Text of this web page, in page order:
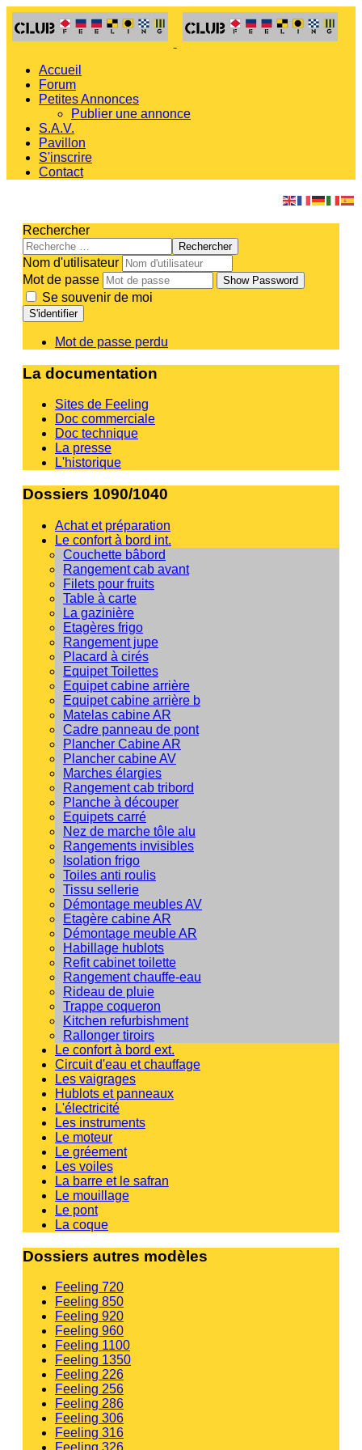
Accueil
Forum
Petites Annonces
Publier une annonce
S.A.V.
Pavillon
S'inscrire
Contact
Rechercher
Rechercher
Nom d'utilisateur
Mot de passe
Show Password
Se souvenir de moi
S'identifier
Mot de passe perdu
La documentation
Sites de Feeling
Doc commerciale
Doc technique
La presse
L'historique
Dossiers 1090/1040
Achat et préparation
Le confort à bord int.
Couchette bâbord
Rangement cab avant
Filets pour fruits
Table à carte
La gazinière
Etagères frigo
Rangement jupe
Placard à cirés
Equipet Toilettes
Equipet cabine arrière
Equipet cabine arrière b
Matelas cabine AR
Cadre panneau de pont
Plancher Cabine AR
Plancher cabine AV
Marches élargies
Rangement cab tribord
Planche à découper
Equipets carré
Nez de marche tôle alu
Rangements invisibles
Isolation frigo
Toiles anti roulis
Tissu sellerie
Démontage meubles AV
Etagère cabine AR
Démontage meuble AR
Habillage hublots
Refit cabinet toilette
Rangement chauffe-eau
Rideau de pluie
Trappe coqueron
Kitchen refurbishment
Rallonger tiroirs
Le confort à bord ext.
Circuit d'eau et chauffage
Les vaigrages
Hublots et panneaux
L'électricité
Les instruments
Le moteur
Le gréement
Les voiles
La barre et le safran
Le mouillage
Le pont
La coque
Dossiers autres modèles
Feeling 720
Feeling 850
Feeling 920
Feeling 960
Feeling 1100
Feeling 1350
Feeling 226
Feeling 256
Feeling 286
Feeling 306
Feeling 316